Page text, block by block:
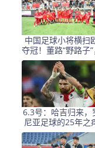
中国足球小将横扫
夺冠！董路“野路子”
开了谁的遮羞布
6.3号：哈吉归来，
尼亚足球的25年之
解么？